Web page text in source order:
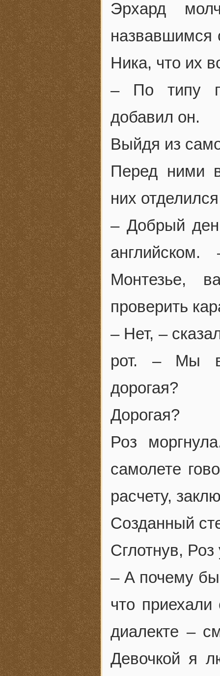
Эрхард
назвавшимся
Ника, что их
– По типу
добавил он.
Выйдя из
Перед ними
них
– Добрый
Монтезье,
проверить
– Нет, –
рот. – Мы
дорогая?
Дорогая?
Роз
самолете
расчету,
Созданный
Сглотнув,
– А почему
что
диалекте –
Девочкой я